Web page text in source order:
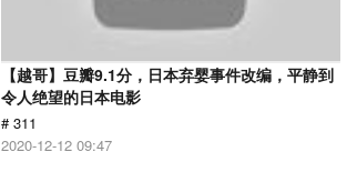
【越哥】豆瓣9.1分，日本弃婴事件改编，平静到
令人绝望的日本电影
# 311
2020-12-12 09:47